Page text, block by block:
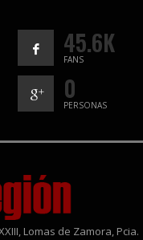
45.6K
FANS
0
PERSONAS
Lomas de Zamora, Pcia.